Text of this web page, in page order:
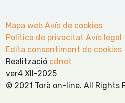
Mapa web Avís de cookies
Política de privacitat Avís legal
Edita consentiment de cookies
Realització cdnet
ver4 XII-2025
© 2021 Torà on-line. All Rights